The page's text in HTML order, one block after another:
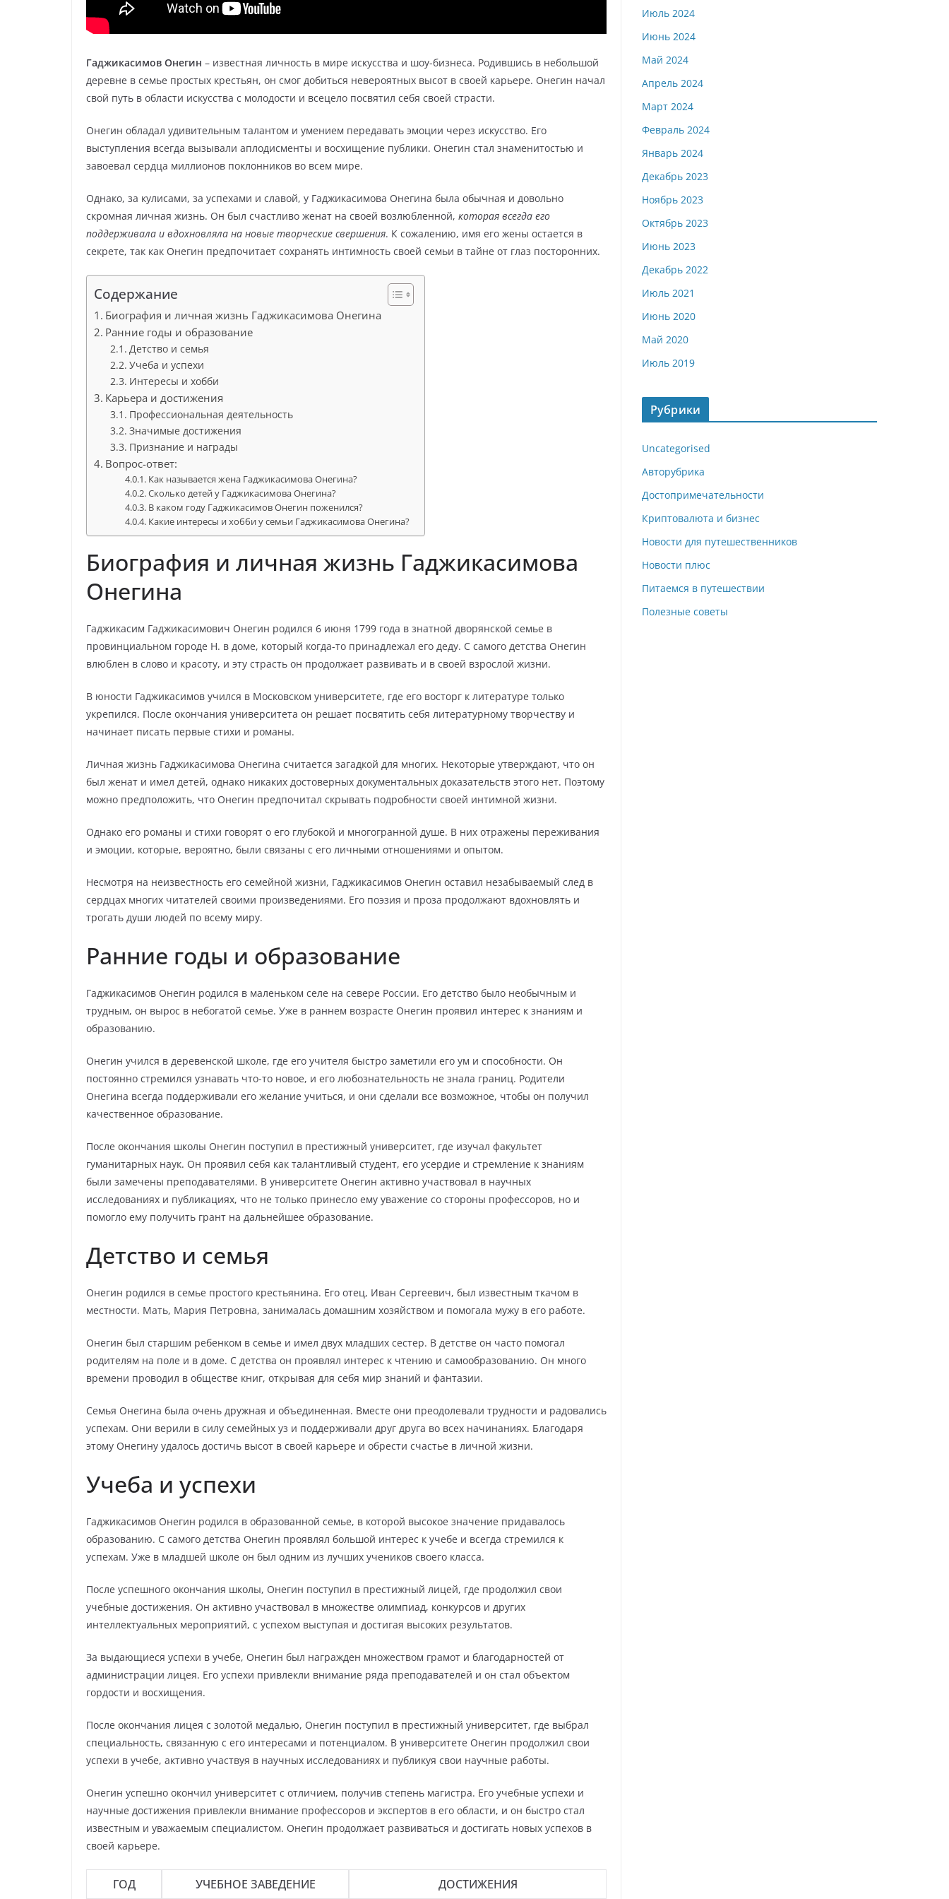
Гаджикасимов Онегин – известная личность в мире искусства и шоу-бизнеса. Родившись в небольшой
деревне в семье простых крестьян, он смог добиться невероятных высот в своей карьере. Онегин начал
свой путь в области искусства с молодости и всецело посвятил себя своей страсти.
Онегин обладал удивительным талантом и умением передавать эмоции через искусство. Его
выступления всегда вызывали аплодисменты и восхищение публики. Онегин стал знаменитостью и
завоевал сердца миллионов поклонников во всем мире.
Однако, за кулисами, за успехами и славой, у Гаджикасимова Онегина была обычная и довольно
скромная личная жизнь. Он был счастливо женат на своей возлюбленной, которая всегда его
поддерживала и вдохновляла на новые творческие свершения. К сожалению, имя его жены остается в
секрете, так как Онегин предпочитает сохранять интимность своей семьи в тайне от глаз посторонних.
Содержание
Биография и личная жизнь Гаджикасимова Онегина
Ранние годы и образование
Детство и семья
Учеба и успехи
Интересы и хобби
Карьера и достижения
Профессиональная деятельность
Значимые достижения
Признание и награды
Вопрос-ответ:
Как называется жена Гаджикасимова Онегина?
Сколько детей у Гаджикасимова Онегина?
В каком году Гаджикасимов Онегин поженился?
Какие интересы и хобби у семьи Гаджикасимова Онегина?
Биография и личная жизнь Гаджикасимова
Онегина
Гаджикасим Гаджикасимович Онегин родился 6 июня 1799 года в знатной дворянской семье в
провинциальном городе Н. в доме, который когда-то принадлежал его деду. С самого детства Онегин
влюблен в слово и красоту, и эту страсть он продолжает развивать и в своей взрослой жизни.
В юности Гаджикасимов учился в Московском университете, где его восторг к литературе только
укрепился. После окончания университета он решает посвятить себя литературному творчеству и
начинает писать первые стихи и романы.
Личная жизнь Гаджикасимова Онегина считается загадкой для многих. Некоторые утверждают, что он
был женат и имел детей, однако никаких достоверных документальных доказательств этого нет. Поэтому
можно предположить, что Онегин предпочитал скрывать подробности своей интимной жизни.
Однако его романы и стихи говорят о его глубокой и многогранной душе. В них отражены переживания
и эмоции, которые, вероятно, были связаны с его личными отношениями и опытом.
Несмотря на неизвестность его семейной жизни, Гаджикасимов Онегин оставил незабываемый след в
сердцах многих читателей своими произведениями. Его поэзия и проза продолжают вдохновлять и
трогать души людей по всему миру.
Ранние годы и образование
Гаджикасимов Онегин родился в маленьком селе на севере России. Его детство было необычным и
трудным, он вырос в небогатой семье. Уже в раннем возрасте Онегин проявил интерес к знаниям и
образованию.
Онегин учился в деревенской школе, где его учителя быстро заметили его ум и способности. Он
постоянно стремился узнавать что-то новое, и его любознательность не знала границ. Родители
Онегина всегда поддерживали его желание учиться, и они сделали все возможное, чтобы он получил
качественное образование.
После окончания школы Онегин поступил в престижный университет, где изучал факультет
гуманитарных наук. Он проявил себя как талантливый студент, его усердие и стремление к знаниям
были замечены преподавателями. В университете Онегин активно участвовал в научных
исследованиях и публикациях, что не только принесло ему уважение со стороны профессоров, но и
помогло ему получить грант на дальнейшее образование.
Детство и семья
Онегин родился в семье простого крестьянина. Его отец, Иван Сергеевич, был известным ткачом в
местности. Мать, Мария Петровна, занималась домашним хозяйством и помогала мужу в его работе.
Онегин был старшим ребенком в семье и имел двух младших сестер. В детстве он часто помогал
родителям на поле и в доме. С детства он проявлял интерес к чтению и самообразованию. Он много
времени проводил в обществе книг, открывая для себя мир знаний и фантазии.
Семья Онегина была очень дружная и объединенная. Вместе они преодолевали трудности и радовались
успехам. Они верили в силу семейных уз и поддерживали друг друга во всех начинаниях. Благодаря
этому Онегину удалось достичь высот в своей карьере и обрести счастье в личной жизни.
Учеба и успехи
Гаджикасимов Онегин родился в образованной семье, в которой высокое значение придавалось
образованию. С самого детства Онегин проявлял большой интерес к учебе и всегда стремился к
успехам. Уже в младшей школе он был одним из лучших учеников своего класса.
После успешного окончания школы, Онегин поступил в престижный лицей, где продолжил свои
учебные достижения. Он активно участвовал в множестве олимпиад, конкурсов и других
интеллектуальных мероприятий, с успехом выступая и достигая высоких результатов.
За выдающиеся успехи в учебе, Онегин был награжден множеством грамот и благодарностей от
администрации лицея. Его успехи привлекли внимание ряда преподавателей и он стал объектом
гордости и восхищения.
После окончания лицея с золотой медалью, Онегин поступил в престижный университет, где выбрал
специальность, связанную с его интересами и потенциалом. В университете Онегин продолжил свои
успехи в учебе, активно участвуя в научных исследованиях и публикуя свои научные работы.
Онегин успешно окончил университет с отличием, получив степень магистра. Его учебные успехи и
научные достижения привлекли внимание профессоров и экспертов в его области, и он быстро стал
известным и уважаемым специалистом. Онегин продолжает развиваться и достигать новых успехов в
своей карьере.
ГОД УЧЕБНОЕ ЗАВЕДЕНИЕ ДОСТИЖЕНИЯ
Июль 2024
Июнь 2024
Май 2024
Апрель 2024
Март 2024
Февраль 2024
Январь 2024
Декабрь 2023
Ноябрь 2023
Октябрь 2023
Июнь 2023
Декабрь 2022
Июль 2021
Июнь 2020
Май 2020
Июль 2019
Рубрики
Uncategorised
Авторубрика
Достопримечательности
Криптовалюта и бизнес
Новости для путешественников
Новости плюс
Питаемся в путешествии
Полезные советы